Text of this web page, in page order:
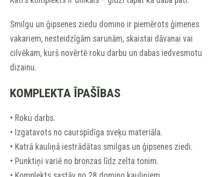
Smilgu un ģipsenes ziedu domino ir piemērots ģimenes
vakariem, nesteidzīgām sarunām, skaistai dāvanai vai
cilvēkam, kurš novērtē roku darbu un dabas iedvesmotu
dizainu.
KOMPLEKTA ĪPAŠĪBAS
• Roku darbs.
• Izgatavots no caurspīdīga sveķu materiāla.
• Katrā kauliņā iestrādātas smilgas un ģipsenes ziedi.
• Punktiņi variē no bronzas līdz zelta tonim.